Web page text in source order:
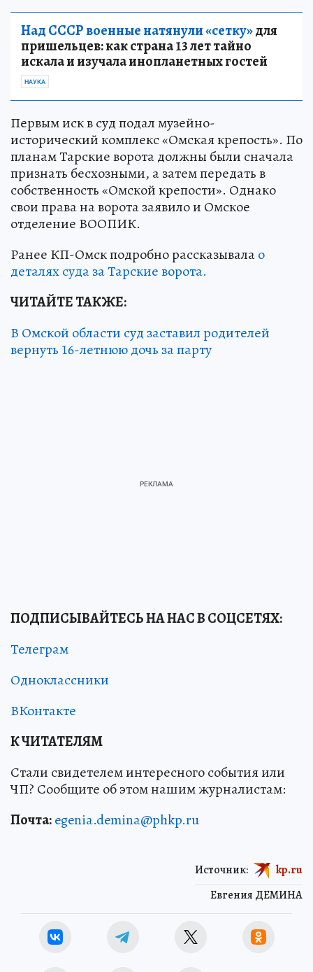
Над СССР военные натянули «сетку»для
пришельцев: как страна 13 лет тайно
искала и изучала инопланетных гостей
НАУКА
Первым иск в суд подал музейно-
исторический комплекс «Омская крепость». По
планам Тарские ворота должны были сначала
признать бесхозными, а затем передать в
собственность «Омской крепости». Однако
свои права на ворота заявило и Омское
отделение ВООПИК.
Ранее КП-Омск подробно рассказывалао
деталях суда за Тарские ворота.
ЧИТАЙТЕ ТАКЖЕ:
В Омской области суд заставил родителей
вернуть 16-летнюю дочь за парту
ПОДПИСЫВАЙТЕСЬ НА НАС В СОЦСЕТЯХ:
Телеграм
Одноклассники
ВКонтакте
К ЧИТАТЕЛЯМ
Стали свидетелем интересного события или
ЧП? Сообщите об этом нашим журналистам:
Почта:egenia.demina@phkp.ru
Евгения ДЕМИНА
Источник: kp.ru